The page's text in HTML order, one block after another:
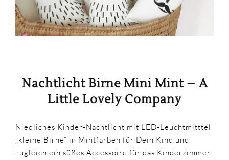
Nachtlicht Birne Mini Mint – A
Little Lovely Company
Niedliches Kinder-Nachtlicht mit LED-Leuchtmitttel
„kleine Birne“ in Mintfarben für Dein Kind und
zugleich ein süßes Accessoire für das Kinderzimmer.